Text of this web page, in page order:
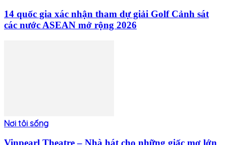
14 quốc gia xác nhận tham dự giải Golf Cảnh sát
các nước ASEAN mở rộng 2026
Nơi tôi sống